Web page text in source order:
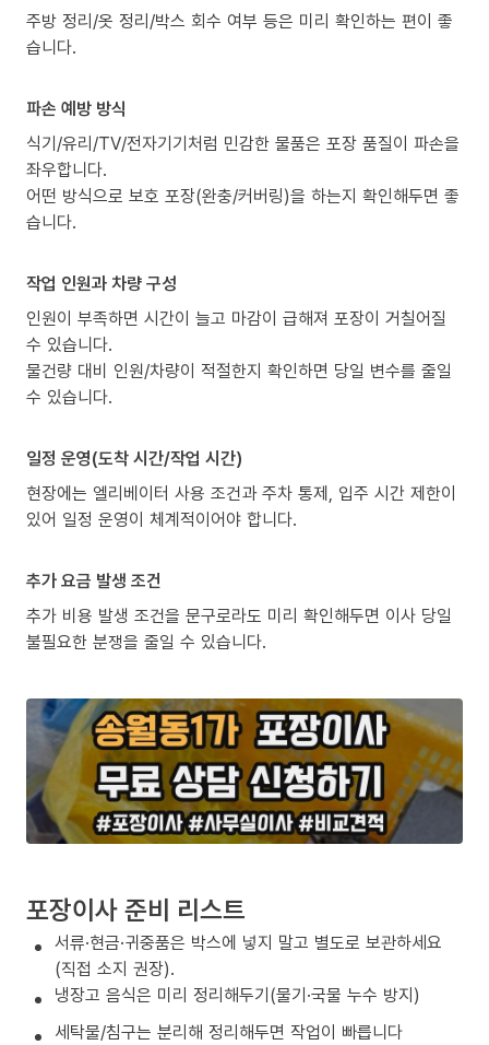
주방 정리/옷 정리/박스 회수 여부 등은 미리 확인하는 편이 좋
습니다.
파손 예방 방식
식기/유리/TV/전자기기처럼 민감한 물품은 포장 품질이 파손을
좌우합니다.
어떤 방식으로 보호 포장(완충/커버링)을 하는지 확인해두면 좋
습니다.
작업 인원과 차량 구성
인원이 부족하면 시간이 늘고 마감이 급해져 포장이 거칠어질
수 있습니다.
물건량 대비 인원/차량이 적절한지 확인하면 당일 변수를 줄일
수 있습니다.
일정 운영(도착 시간/작업 시간)
현장에는 엘리베이터 사용 조건과 주차 통제, 입주 시간 제한이
있어 일정 운영이 체계적이어야 합니다.
추가 요금 발생 조건
추가 비용 발생 조건을 문구로라도 미리 확인해두면 이사 당일
불필요한 분쟁을 줄일 수 있습니다.
포장이사 준비 리스트
서류·현금·귀중품은 박스에 넣지 말고 별도로 보관하세요
(직접 소지 권장).
냉장고 음식은 미리 정리해두기(물기·국물 누수 방지)
세탁물/침구는 분리해 정리해두면 작업이 빠릅니다